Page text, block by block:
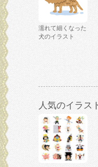
濡れて細くなった
犬のイラスト
人気のイラス